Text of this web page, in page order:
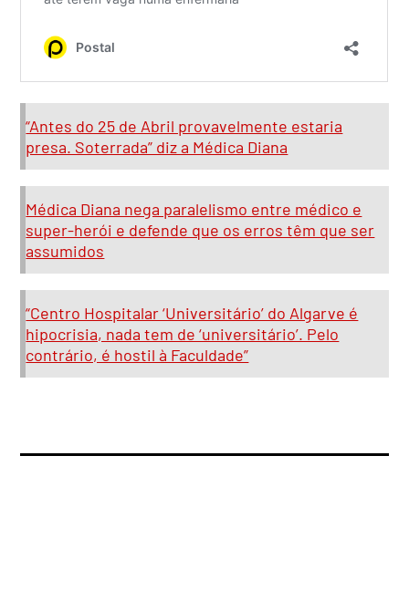
“Antes do 25 de Abril provavelmente estaria
presa. Soterrada” diz a Médica Diana
Médica Diana nega paralelismo entre médico e
super-herói e defende que os erros têm que ser
assumidos
“Centro Hospitalar ‘Universitário’ do Algarve é
hipocrisia, nada tem de ‘universitário’. Pelo
contrário, é hostil à Faculdade”